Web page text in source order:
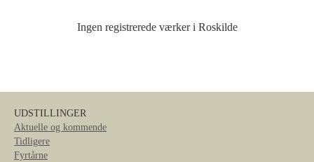
Ingen registrerede værker i Roskilde
UDSTILLINGER
Aktuelle og kommende
Tidligere
Fyrtårne